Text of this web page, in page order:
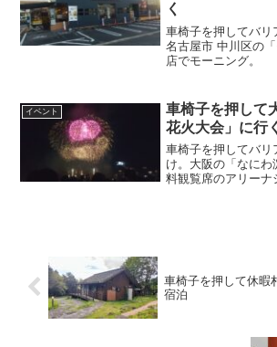
く
車椅子を押してバリ
名古屋市 中川区の
店でモーニング。
イベント
車椅子を押して
花火大会」に行く
車椅子を押してバリ
け。大阪の「なに
料観覧席のアリーナ
車椅子を押して休暇
宿泊